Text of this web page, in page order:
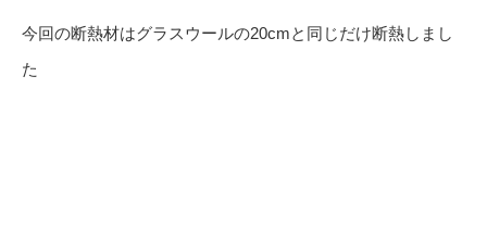
今回の断熱材はグラスウールの20cmと同じだけ断熱しまし
た